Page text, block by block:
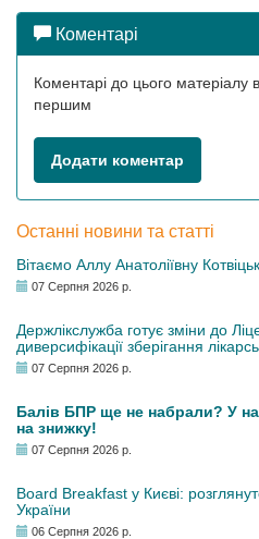
Коментарі
Коментарі до цього матеріалу
першим
Додати коментар
Останні новини та статті
Вітаємо Аллу Анатоліївну
07 Серпня 2026 р.
Держлікслужба готує зміни до
диверсифікації зберігання
07 Серпня 2026 р.
Балів БПР ще не набрали? У
на знижку!
07 Серпня 2026 р.
Board Breakfast у Києві:
України
06 Серпня 2026 р.